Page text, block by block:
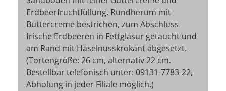
Erdbeerfruchtfüllung. Rundherum mit
Buttercreme bestrichen, zum Abschluss
frische Erdbeeren in Fettglasur getaucht und
am Rand mit Haselnusskrokant abgesetzt.
(Tortengröße: 26 cm, alternativ 22 cm.
Bestellbar telefonisch unter: 09131-7783-22,
Abholung in jeder Filiale möglich.)